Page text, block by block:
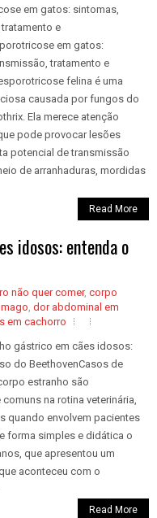
em gatos: sintomas,
e
em gatos:
tratamento e
felina é uma
causada por fungos do
Ela merece atenção
pode provocar lesões
potencial de transmissão
de arranhaduras, mordidas
Read More
idosos: entenda o
não quer comer, corpo
, dor abdominal em
em cachorro
gástrico em cães idosos:
do BeethovenCasos de
estranho são
na rotina veterinária,
quando envolvem pacientes
forma simples e didática o
que apresentou um
aconteceu com o
Read More